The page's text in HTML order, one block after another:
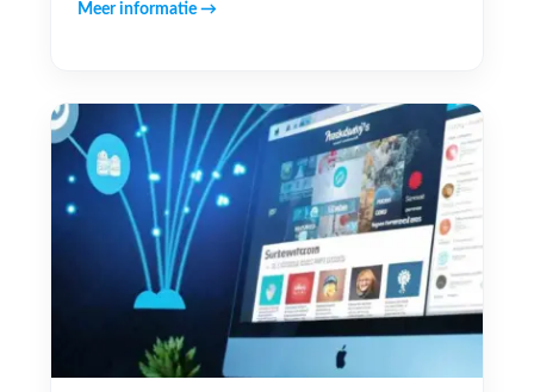
Meer informatie →